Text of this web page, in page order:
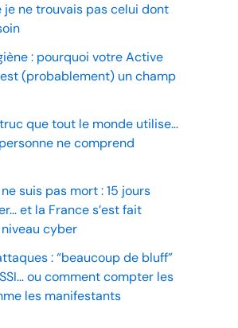
je ne trouvais pas celui dont
: pourquoi votre Active
(probablement) un champ
truc que tout le monde utilise…
ne comprend
suis pas mort : 15 jours
et la France s’est fait
cyber
: “beaucoup de bluff”
ou comment compter les
les manifestants